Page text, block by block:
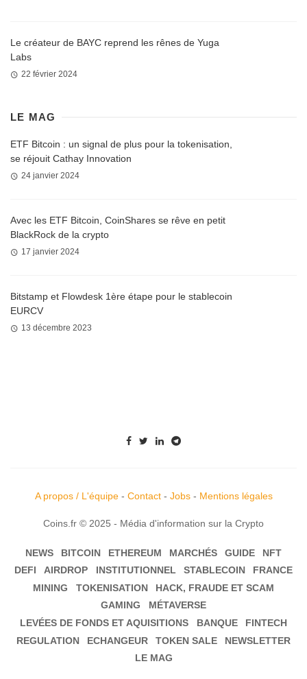
Le créateur de BAYC reprend les rênes de Yuga
Labs
22 février 2024
LE MAG
ETF Bitcoin : un signal de plus pour la tokenisation,
se réjouit Cathay Innovation
24 janvier 2024
Avec les ETF Bitcoin, CoinShares se rêve en petit
BlackRock de la crypto
17 janvier 2024
Bitstamp et Flowdesk 1ère étape pour le stablecoin
EURCV
13 décembre 2023
A propos / L'équipe- Contact- Jobs- Mentions légales
Coins.fr © 2025 - Média d'information sur la Crypto
NEWS BITCOIN ETHEREUM MARCHÉS GUIDE
NFT
DEFI
AIRDROP INSTITUTIONNEL STABLECOIN
FRANCE
MINING
TOKENISATION
HACK, FRAUDE ET SCAM
GAMING
MÉTAVERSE
LEVÉES DE FONDS ET AQUISITIONS
BANQUE
FINTECH
REGULATION
ECHANGEUR TOKEN SALE
NEWSLETTER
LE MAG